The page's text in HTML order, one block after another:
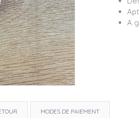
A
MODES DE PAIEMENT